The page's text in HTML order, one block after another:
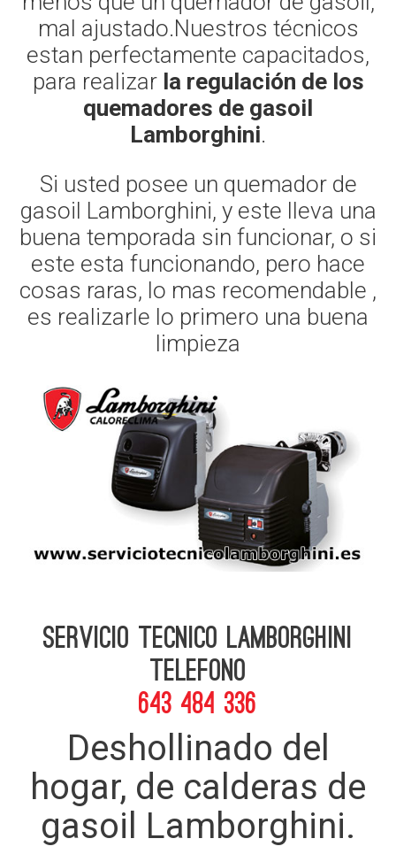
mal ajustado.Nuestros técnicos
estan perfectamente capacitados,
para realizar la regulación de los
quemadores de gasoil
Lamborghini.
Si usted posee un quemador de
gasoil Lamborghini, y este lleva una
buena temporada sin funcionar, o si
este esta funcionando, pero hace
cosas raras, lo mas recomendable ,
es realizarle lo primero una buena
limpieza
Servicio Tecnico Lamborghini
telefono
643 484 336
Deshollinado del
hogar, de calderas de
gasoil Lamborghini.